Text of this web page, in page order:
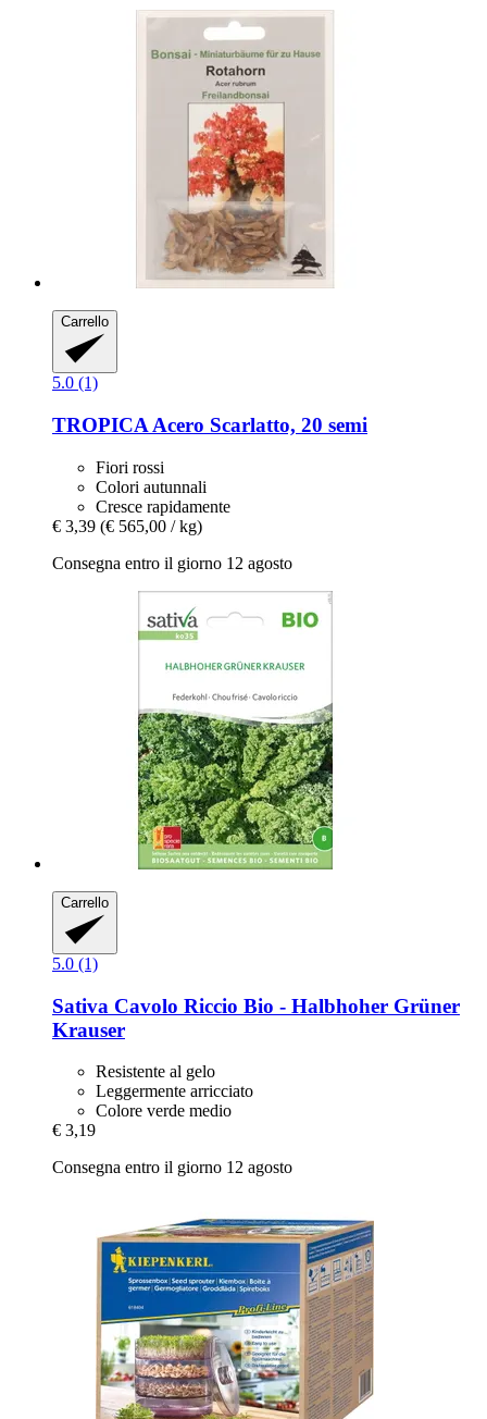
Carrello
5.0 (1)
TROPICA Acero Scarlatto, 20 semi
Fiori rossi
Colori autunnali
Cresce rapidamente
€ 3,39 (€ 565,00 / kg)
Consegna entro il giorno 12 agosto
Carrello
5.0 (1)
Sativa Cavolo Riccio Bio -​ Halbhoher Grüner
Krauser
Resistente al gelo
Leggermente arricciato
Colore verde medio
€ 3,19
Consegna entro il giorno 12 agosto